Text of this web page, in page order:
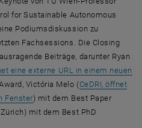
for Sustainable Autonomous
Podiumsdiskussion zu
Fachsessions. Die Closing
Beiträge, darunter Ryan
eine externe URL in einem neuen
einem neuen Fenster
Victória Melo (CeDRI, öffnet
Fenster, öffnet eine externe URL in
) mit dem Best Paper
mit dem Best PhD